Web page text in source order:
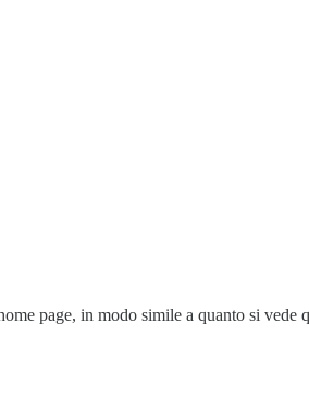
page, in modo simile a quanto si vede